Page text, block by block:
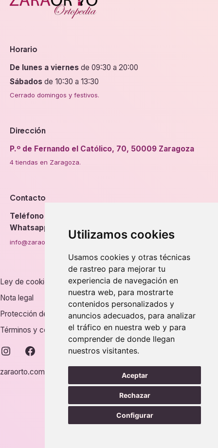
Utilizamos cookies
Usamos cookies y otras técnicas
de rastreo para mejorar tu
experiencia de navegación en
nuestra web, para mostrarte
contenidos personalizados y
anuncios adecuados, para analizar
el tráfico en nuestra web y para
comprender de donde llegan
nuestros visitantes.
Aceptar
Rechazar
Configurar
Horario
De lunes a viernes de 09:30 a 20:00
Sábados de 10:30 a 13:30
Cerrado domingos y festivos.
Dirección
P.º de Fernando el Católico, 70, 50009 Zaragoza
4 tiendas en Zaragoza.
Contacto
Teléfono
Whatsapp
info@zaraorto.com
zaraorto.com © 2026.
Ley de cookies
Nota legal
Protección de datos
Términos y condiciones
instagram